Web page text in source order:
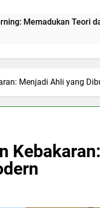
Teori dan
Menjadi Ahli yang